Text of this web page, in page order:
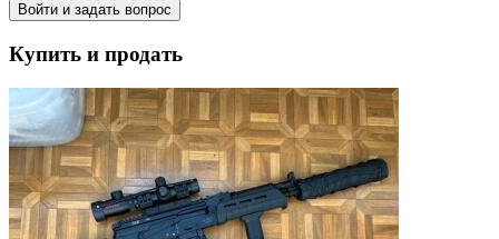
Войти и задать вопрос
Купить и продать